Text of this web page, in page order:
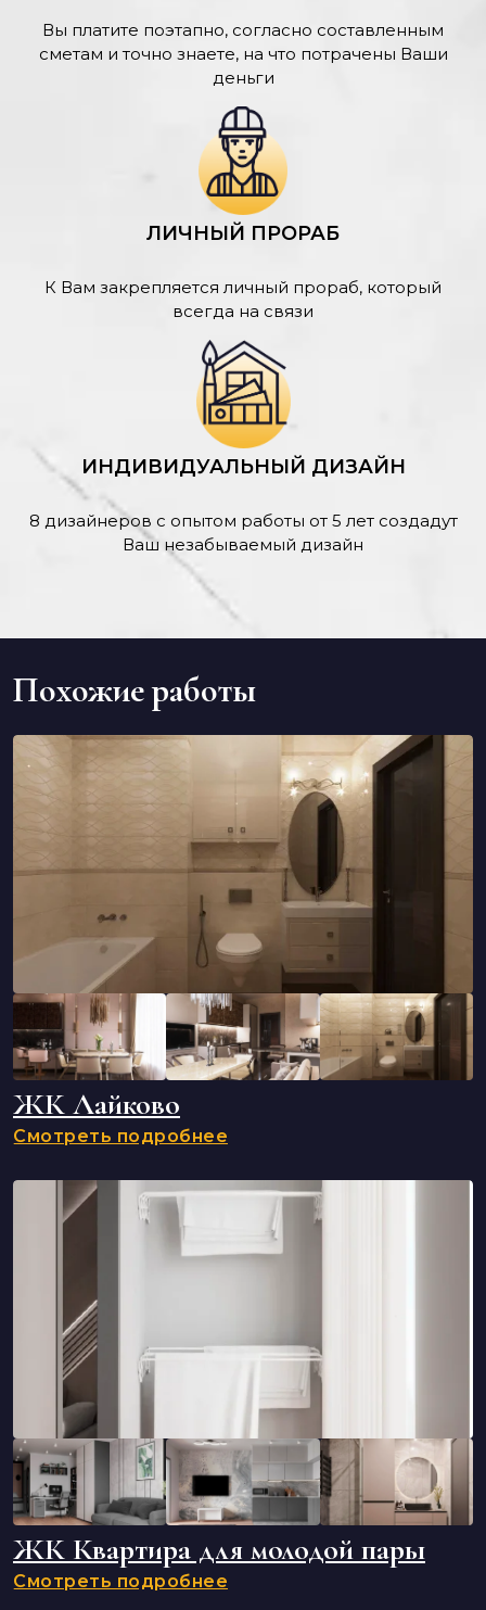
Вы платите поэтапно, согласно составленным
сметам и точно знаете, на что потрачены Ваши
деньги
ЛИЧНЫЙ ПРОРАБ
К Вам закрепляется личный прораб, который
всегда на связи
ИНДИВИДУАЛЬНЫЙ ДИЗАЙН
8 дизайнеров с опытом работы от 5 лет создадут
Ваш незабываемый дизайн
Похожие работы
ЖК Лайково
Смотреть подробнее
ЖК Квартира для молодой пары
Смотреть подробнее